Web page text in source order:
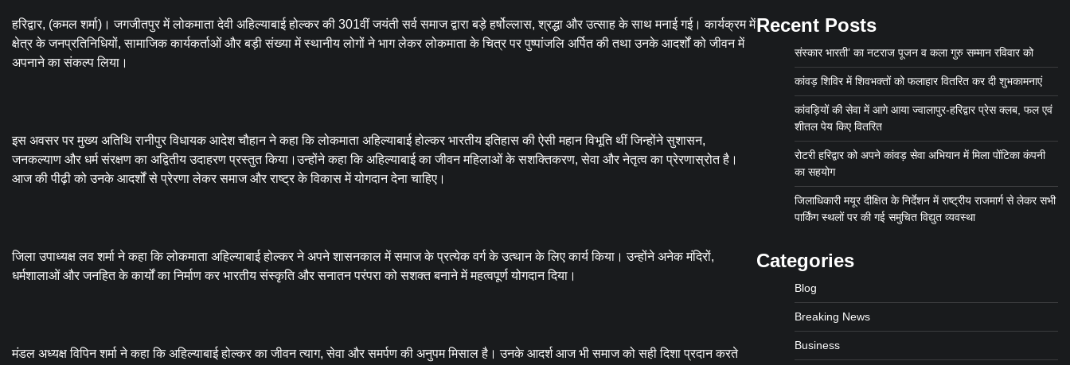
हरिद्वार, (कमल शर्मा)। जगजीतपुर में लोकमाता देवी अहिल्याबाई होल्कर की 301वीं जयंती सर्व समाज द्वारा बड़े हर्षोल्लास, श्रद्धा और उत्साह के साथ मनाई गई। कार्यक्रम में
क्षेत्र के जनप्रतिनिधियों, सामाजिक कार्यकर्ताओं और बड़ी संख्या में स्थानीय लोगों ने भाग लेकर लोकमाता के चित्र पर पुष्पांजलि अर्पित की तथा उनके आदर्शों को जीवन में
अपनाने का संकल्प लिया।
इस अवसर पर मुख्य अतिथि रानीपुर विधायक आदेश चौहान ने कहा कि लोकमाता अहिल्याबाई होल्कर भारतीय इतिहास की ऐसी महान विभूति थीं जिन्होंने सुशासन,
जनकल्याण और धर्म संरक्षण का अद्वितीय उदाहरण प्रस्तुत किया।उन्होंने कहा कि अहिल्याबाई का जीवन महिलाओं के सशक्तिकरण, सेवा और नेतृत्व का प्रेरणास्रोत है।
आज की पीढ़ी को उनके आदर्शों से प्रेरणा लेकर समाज और राष्ट्र के विकास में योगदान देना चाहिए।
जिला उपाध्यक्ष लव शर्मा ने कहा कि लोकमाता अहिल्याबाई होल्कर ने अपने शासनकाल में समाज के प्रत्येक वर्ग के उत्थान के लिए कार्य किया। उन्होंने अनेक मंदिरों,
धर्मशालाओं और जनहित के कार्यों का निर्माण कर भारतीय संस्कृति और सनातन परंपरा को सशक्त बनाने में महत्वपूर्ण योगदान दिया।
मंडल अध्यक्ष विपिन शर्मा ने कहा कि अहिल्याबाई होल्कर का जीवन त्याग, सेवा और समर्पण की अनुपम मिसाल है। उनके आदर्श आज भी समाज को सही दिशा प्रदान करते
Recent Posts
संस्कार भारती’ का नटराज पूजन व कला गुरु सम्मान रविवार को
कांवड़ शिविर में शिवभक्तों को फलाहार वितरित कर दी शुभकामनाएं
कांवड़ियों की सेवा में आगे आया ज्वालापुर-हरिद्वार प्रेस क्लब, फल एवं
शीतल पेय किए वितरित
रोटरी हरिद्वार को अपने कांवड़ सेवा अभियान में मिला पोंटिका कंपनी
का सहयोग
जिलाधिकारी मयूर दीक्षित के निर्देशन में राष्ट्रीय राजमार्ग से लेकर सभी
पार्किंग स्थलों पर की गई समुचित विद्युत व्यवस्था
Categories
Blog
Breaking News
Business